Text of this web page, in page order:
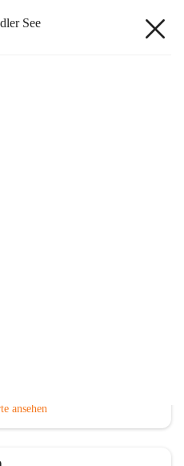
See
ansehen